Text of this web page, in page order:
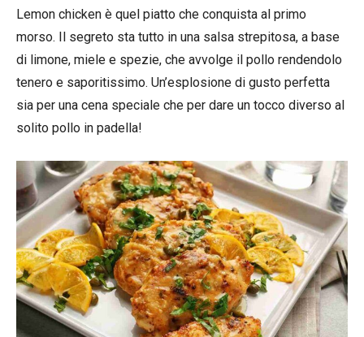
Lemon chicken è quel piatto che conquista al primo
morso. Il segreto sta tutto in una salsa strepitosa, a base
di limone, miele e spezie, che avvolge il pollo rendendolo
tenero e saporitissimo. Un’esplosione di gusto perfetta
sia per una cena speciale che per dare un tocco diverso al
solito pollo in padella!